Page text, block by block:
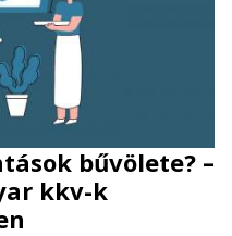
bűvölete? –
kkv-k